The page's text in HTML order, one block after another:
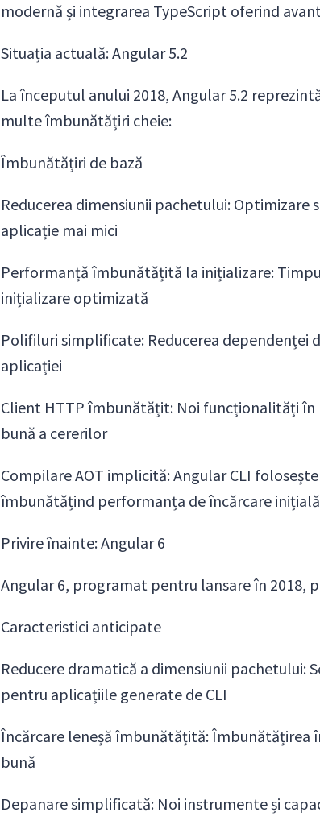
modernă și integrarea TypeScript oferind
Situația actuală: Angular 5.2
La începutul anului 2018, Angular 5.2
multe îmbunătățiri cheie:
Îmbunătățiri de bază
Reducerea dimensiunii pachetului:
aplicație mai mici
Performanță îmbunătățită la inițializare:
inițializare optimizată
Polifiluri simplificate: Reducerea dependenței
aplicației
Client HTTP îmbunătățit: Noi funcționalități
bună a cererilor
Compilare AOT implicită: Angular CLI
îmbunătățind performanța de încărcare inițială
Privire înainte: Angular 6
Angular 6, programat pentru lansare în
Caracteristici anticipate
Reducere dramatică a dimensiunii pachetului:
pentru aplicațiile generate de CLI
Încărcare leneșă îmbunătățită:
bună
Depanare simplificată: Noi instrumente și